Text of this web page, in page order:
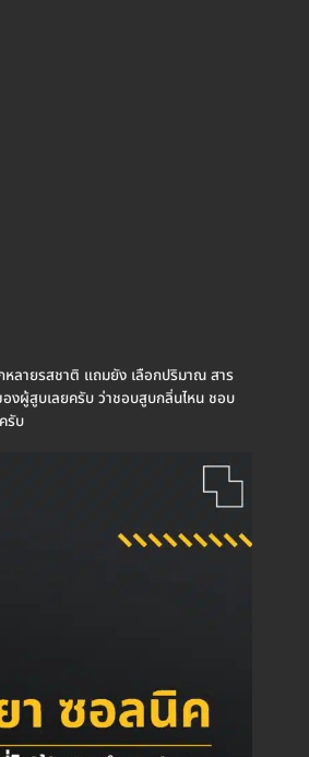
ลายรสชาติ แถมยัง เลือกปริมาณ สาร
งผู้สูบเลยครับ ว่าชอบสูบกลิ่นไหน ชอบ
รับ